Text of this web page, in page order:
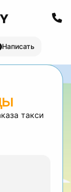
Написать
такси